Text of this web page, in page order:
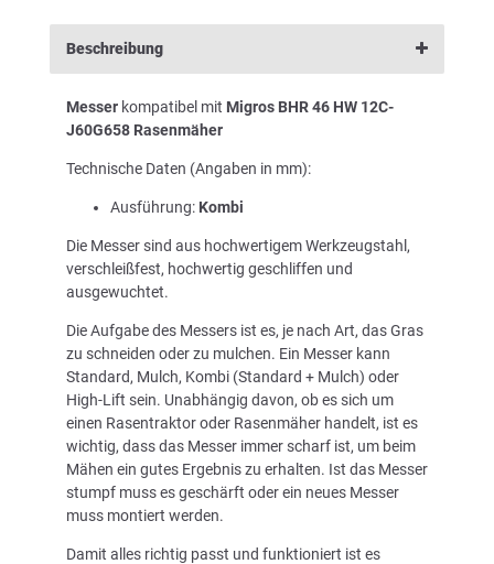
Beschreibung
Messer kompatibel mit Migros BHR 46 HW 12C-
J60G658 Rasenmäher
Technische Daten (Angaben in mm):
Ausführung: Kombi
Die Messer sind aus hochwertigem Werkzeugstahl,
verschleißfest, hochwertig geschliffen und
ausgewuchtet.
Die Aufgabe des Messers ist es, je nach Art, das Gras
zu schneiden oder zu mulchen. Ein Messer kann
Standard, Mulch, Kombi (Standard + Mulch) oder
High-Lift sein. Unabhängig davon, ob es sich um
einen Rasentraktor oder Rasenmäher handelt, ist es
wichtig, dass das Messer immer scharf ist, um beim
Mähen ein gutes Ergebnis zu erhalten. Ist das Messer
stumpf muss es geschärft oder ein neues Messer
muss montiert werden.
Damit alles richtig passt und funktioniert ist es